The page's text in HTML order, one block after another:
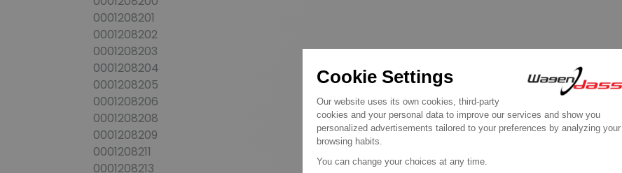
0001208201
0001208202
0001208203
0001208204
0001208205
0001208206
0001208208
0001208209
0001208211
0001208213